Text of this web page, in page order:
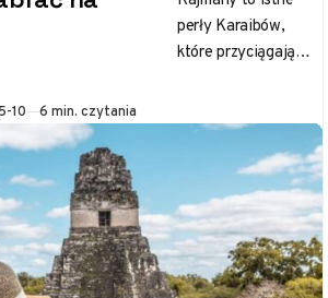
perły Karaibów,
które przyciągają
wody, piaszczyste
plaże i luksusowe
kurorty sprawiają,
że…
10 6 min. czytania